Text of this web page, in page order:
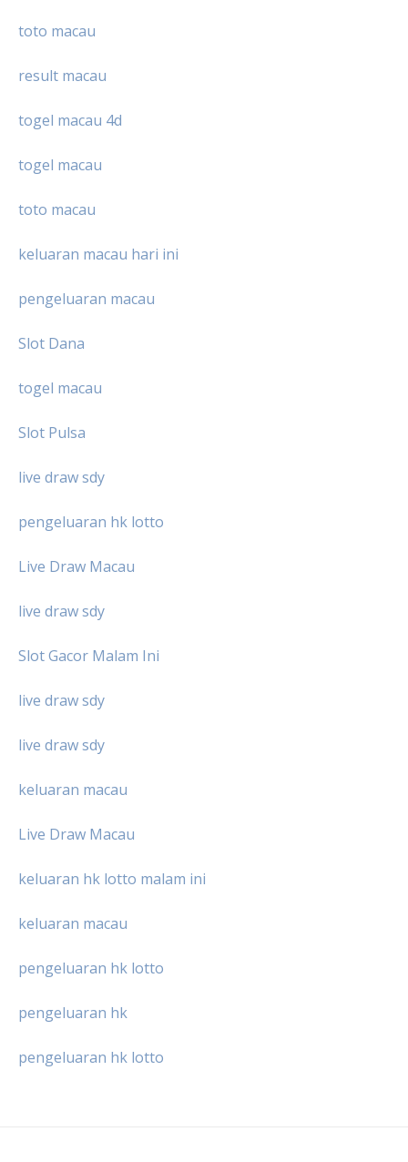
toto macau
result macau
togel macau 4d
togel macau
toto macau
keluaran macau hari ini
pengeluaran macau
Slot Dana
togel macau
Slot Pulsa
live draw sdy
pengeluaran hk lotto
Live Draw Macau
live draw sdy
Slot Gacor Malam Ini
live draw sdy
live draw sdy
keluaran macau
Live Draw Macau
keluaran hk lotto malam ini
keluaran macau
pengeluaran hk lotto
pengeluaran hk
pengeluaran hk lotto